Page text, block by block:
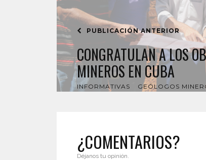
PUBLICACIÓN ANTERIOR
CONGRATULAN A LOS
MINEROS EN CUBA
INFORMATIVAS GEÓLOGOS
¿COMENTARIOS?
Déjanos tu opinión.